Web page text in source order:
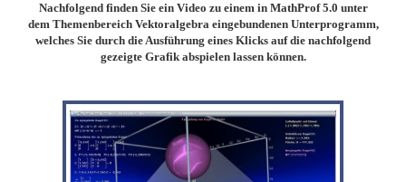
Nachfolgend finden Sie ein Video zu einem in MathProf 5.0 unter
dem Themenbereich Vektoralgebra eingebundenen Unterprogramm,
welches Sie durch die Ausführung eines Klicks auf die nachfolgend
gezeigte Grafik abspielen lassen können.